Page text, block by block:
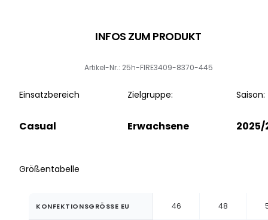
INFOS ZUM PRODUKT
Artikel-Nr.: 25h-FIRE3409-8370-445
Einsatzbereich
Casual
Zielgruppe:
Erwachsene
Saison:
2025/
Größentabelle
KONFEKTIONSGRÖSSE EU 46 48